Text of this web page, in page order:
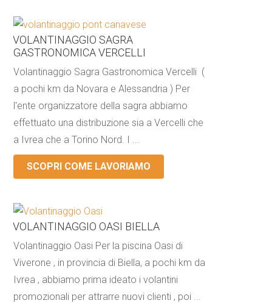
VOLANTINAGGIO SAGRA
GASTRONOMICA VERCELLI
Volantinaggio Sagra Gastronomica Vercelli (
a pochi km da Novara e Alessandria ) Per
l'ente organizzatore della sagra abbiamo
effettuato una distribuzione sia a Vercelli che
a Ivrea che a Torino Nord. I ...
SCOPRI COME LAVORIAMO
VOLANTINAGGIO OASI BIELLA
Volantinaggio Oasi Per la piscina Oasi di
Viverone , in provincia di Biella, a pochi km da
Ivrea , abbiamo prima ideato i volantini
promozionali per attrarre nuovi clienti , poi ...